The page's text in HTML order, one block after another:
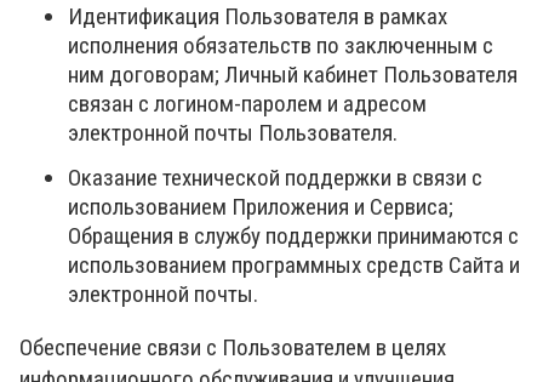
Идентификация Пользователя в рамках
исполнения обязательств по заключенным с
ним договорам; Личный кабинет Пользователя
связан с логином-паролем и адресом
электронной почты Пользователя.
Оказание технической поддержки в связи с
использованием Приложения и Сервиса;
Обращения в службу поддержки принимаются с
использованием программных средств Сайта и
электронной почты.
Обеспечение связи с Пользователем в целях